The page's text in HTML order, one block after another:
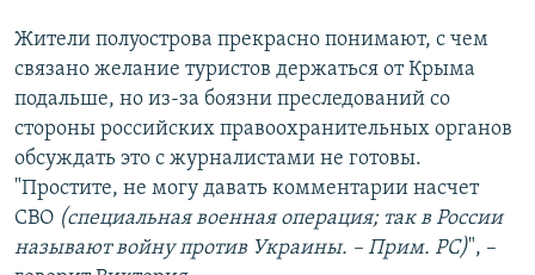
Жители полуострова прекрасно понимают, с чем
связано желание туристов держаться от Крыма
подальше, но из-за боязни преследований со
стороны российских правоохранительных органов
обсуждать это с журналистами не готовы.
"Простите, не могу давать комментарии насчет
СВО (специальная военная операция; так в России
называют войну против Украины. – Прим. РС)", –